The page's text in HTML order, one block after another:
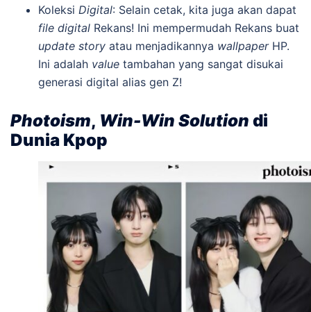
Koleksi Digital: Selain cetak, kita juga akan dapat
file digital Rekans! Ini mempermudah Rekans buat
update story atau menjadikannya wallpaperHP.
Ini adalah value tambahan yang sangat disukai
generasi digital alias gen Z!
Photoism, Win-Win Solution di
Dunia Kpop